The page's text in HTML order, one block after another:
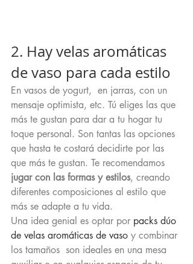
2. Hay velas aromáticas
de vaso para cada estilo
En vasos de yogurt,  en jarras, con un
mensaje optimista, etc. Tú eliges las que
más te gustan para dar a tu hogar tu
toque personal. Son tantas las opciones
que hasta te costará decidirte por las
que más te gustan. Te recomendamos
jugar con las formas y estilos, creando
diferentes composiciones al estilo que
más se adapte a tu vida.
Una idea genial es optar por packs dúo
de velas aromáticas de vaso y combinar
los tamaños  son ideales en una mesa